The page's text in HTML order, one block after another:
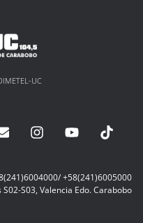
UC
+58(241)6005000
S03, Valencia Edo. Carabobo